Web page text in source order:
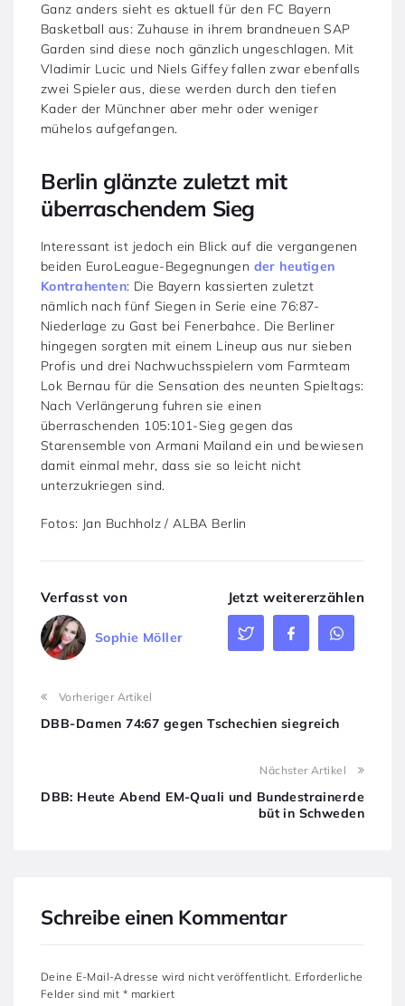
Ganz anders sieht es aktuell für den FC Bayern
Basketball aus: Zuhause in ihrem brandneuen SAP
Garden sind diese noch gänzlich ungeschlagen. Mit
Vladimir Lucic und Niels Giffey fallen zwar ebenfalls
zwei Spieler aus, diese werden durch den tiefen
Kader der Münchner aber mehr oder weniger
mühelos aufgefangen.
Berlin glänzte zuletzt mit
überraschendem Sieg
Interessant ist jedoch ein Blick auf die vergangenen
beiden EuroLeague-Begegnungen der heutigen
Kontrahenten: Die Bayern kassierten zuletzt
nämlich nach fünf Siegen in Serie eine 76:87-
Niederlage zu Gast bei Fenerbahce. Die Berliner
hingegen sorgten mit einem Lineup aus nur sieben
Profis und drei Nachwuchsspielern vom Farmteam
Lok Bernau für die Sensation des neunten Spieltags:
Nach Verlängerung fuhren sie einen
überraschenden 105:101-Sieg gegen das
Starensemble von Armani Mailand ein und bewiesen
damit einmal mehr, dass sie so leicht nicht
unterzukriegen sind.
Fotos: Jan Buchholz / ALBA Berlin
Verfasst von
Sophie Möller
Jetzt weitererzählen
Vorheriger Artikel
DBB-Damen 74:67 gegen Tschechien siegreich
Nächster Artikel
DBB: Heute Abend EM-Quali und Bundestrainerde
büt in Schweden
Schreibe einen Kommentar
Deine E-Mail-Adresse wird nicht veröffentlicht. Erforderliche
Felder sind mit * markiert